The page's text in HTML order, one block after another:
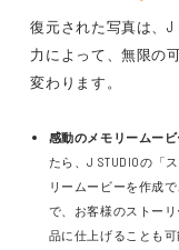
復元された写真は、J
力によって、無限の
変わります。
感動のメモリームービ
たら、J STUDIOの「
リームービーを作成
で、お客様のストー
品に仕上げることも